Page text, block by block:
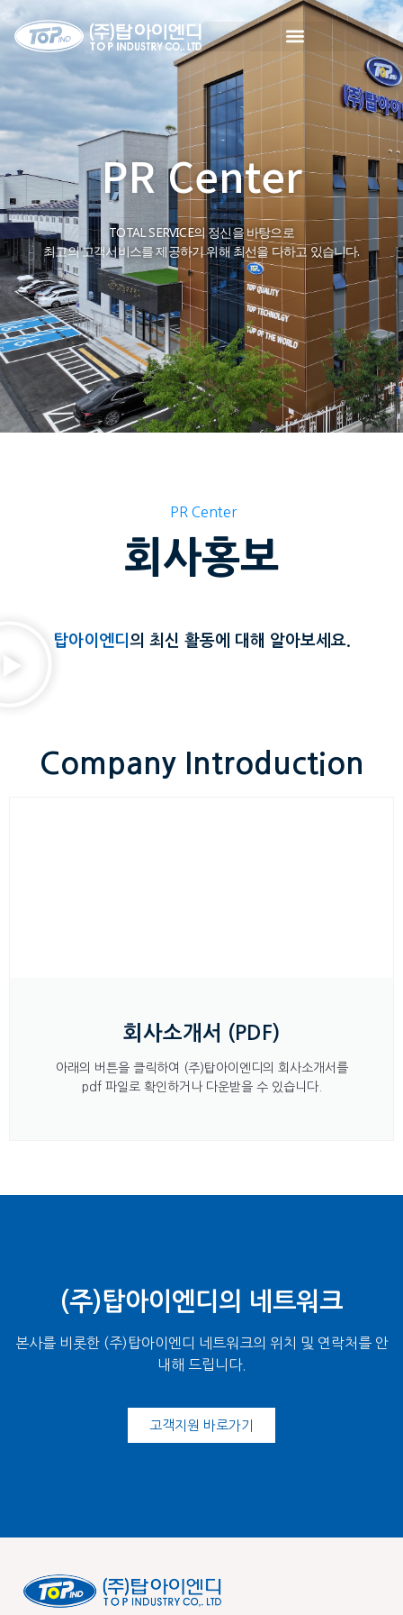
PR Center
TOTAL SERVICE의 정신을 바탕으로
최고의 고객서비스를 제공하기 위해 최선을 다하고 있습니다.
PR Center
회사홍보
탑아이엔디 의 최신 활동에 대해 알아보세요.
Company Introduction
회사소개서 (PDF)
아래의 버튼을 클릭하여 (주)탑아이엔디의 회사소개서를
pdf 파일로 확인하거나 다운받을 수 있습니다.
(주)탑아이엔디의 네트워크
본사를 비롯한 (주)탑아이엔디 네트워크의 위치 및 연락처를 안
내해 드립니다.
고객지원 바로가기